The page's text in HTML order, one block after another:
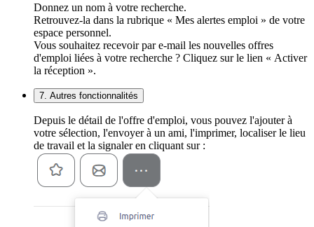
Donnez un nom à votre recherche.
Retrouvez-la dans la rubrique « Mes alertes emploi » de votre
espace personnel.
Vous souhaitez recevoir par e-mail les nouvelles offres
d'emploi liées à votre recherche ? Cliquez sur le lien « Activer
la réception ».
7. Autres fonctionnalités
Depuis le détail de l'offre d'emploi, vous pouvez l'ajouter à
votre sélection, l'envoyer à un ami, l'imprimer, localiser le lieu
de travail et la signaler en cliquant sur :